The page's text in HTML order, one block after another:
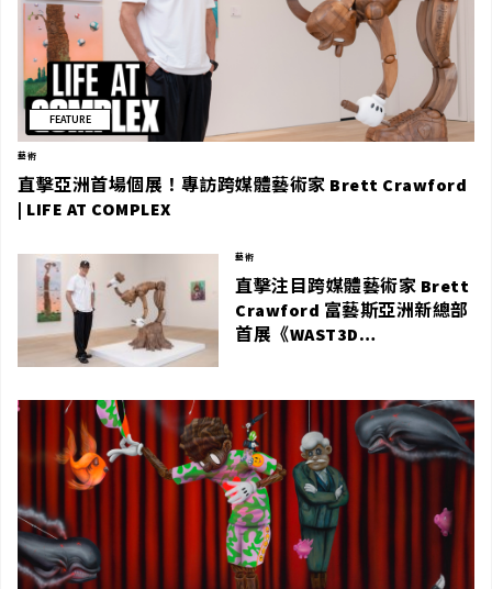
FEATURE
藝術
直擊亞洲首場個展！專訪跨媒體藝術家 Brett Crawford
| LIFE AT COMPLEX
藝術
直擊注目跨媒體藝術家 Brett
Crawford 富藝斯亞洲新總部
首展《WAST3D